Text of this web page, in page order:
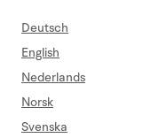
Deutsch
English
Nederlands
Norsk
Svenska